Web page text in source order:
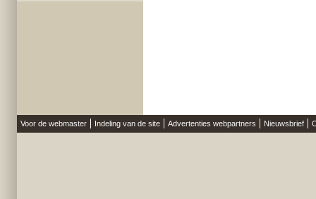
Voor de webmaster Indeling van de site Advertenties webpartners Nieuwsbrief